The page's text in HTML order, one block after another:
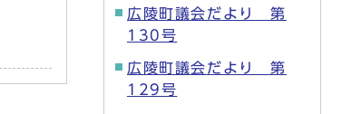
広陵町議会だより 第
130号
広陵町議会だより 第
129号